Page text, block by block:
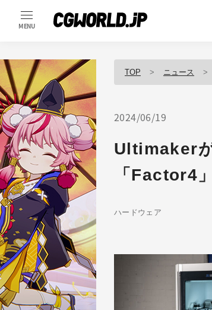
MENU
TOP ニュース
2024/06/19
Ultimaker
「Factor4
ハードウェア